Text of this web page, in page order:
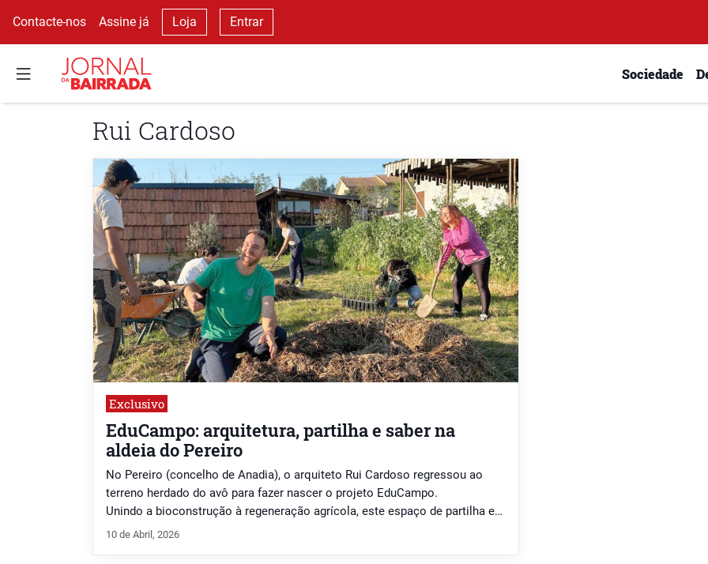
Contacte-nos Assine já Loja Entrar
Sociedade
Rui Cardoso
Exclusivo
EduCampo: arquitetura, partilha e saber na
aldeia do Pereiro
No Pereiro (concelho de Anadia), o arquiteto Rui Cardoso regressou ao
terreno herdado do avô para fazer nascer o projeto EduCampo.
Unindo a bioconstrução à regeneração agrícola, este espaço de partilha e
trabalho comunitário contraria a pressa do mundo moderno, celebrando a
10 de Abril, 2026